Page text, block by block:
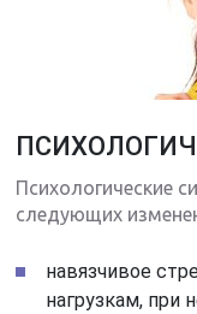
Психологические
следующих
навязчивое
нагрузкам, при